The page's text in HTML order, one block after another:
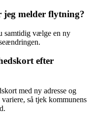
melder flytning?
samtidig vælge en ny
efter
med ny adresse og
så tjek kommunens